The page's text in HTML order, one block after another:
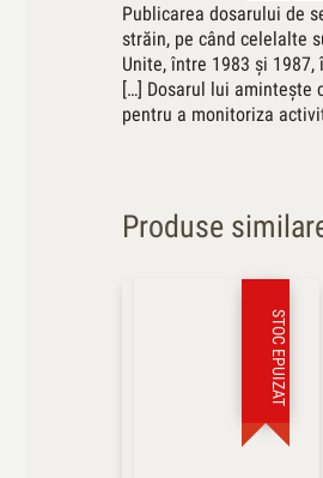
Publicarea dosarului de
străin, pe când celelalte
Unite, între 1983 şi
[…] Dosarul lui aminteşte
pentru a monitoriza
Produse
STOC EPUIZAT